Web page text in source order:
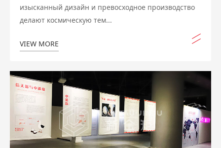
изысканный дизайн и превосходное производство
делают космическую тем...
VIEW MORE